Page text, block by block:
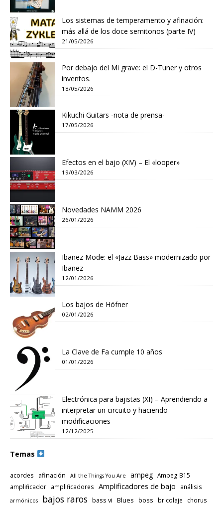
Los sistemas de temperamento y afinación:
más allá de los doce semitonos (parte IV)
21/05/2026
Por debajo del Mi grave: el D-Tuner y otros
inventos.
18/05/2026
Kikuchi Guitars -nota de prensa-
17/05/2026
Efectos en el bajo (XIV) – El «looper»
19/03/2026
Novedades NAMM 2026
26/01/2026
Ibanez Mode: el «Jazz Bass» modernizado por
Ibanez
12/01/2026
Los bajos de Höfner
02/01/2026
La Clave de Fa cumple 10 años
01/01/2026
Electrónica para bajistas (XI) – Aprendiendo a
interpretar un circuito y haciendo
modificaciones
12/12/2025
Temas
acordes afinación All the Things You Are ampeg Ampeg B15
amplificador
amplificadores Amplificadores de bajo análisis
armónicos bajos raros bass vi Blues boss bricolaje chorus